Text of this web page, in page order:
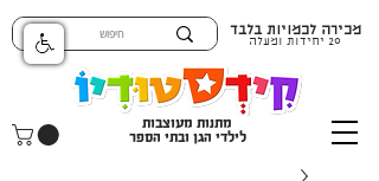
מתנות מעוצבות
לילדי הגן ובתי הספר
מכירה לכמויות בלבד
20 יחידות ומעלה